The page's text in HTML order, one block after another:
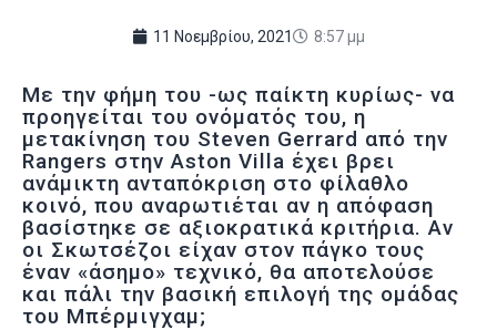
11 Νοεμβρίου, 2021 8:57 μμ
Με την φήμη του -ως παίκτη κυρίως- να
προηγείται του ονόματός του, η
μετακίνηση του Steven Gerrard από την
Rangers στην Aston Villa έχει βρει
ανάμικτη ανταπόκριση στο φίλαθλο
κοινό, που αναρωτιέται αν η απόφαση
βασίστηκε σε αξιοκρατικά κριτήρια. Αν
οι Σκωτσέζοι είχαν στον πάγκο τους
έναν «άσημο» τεχνικό, θα αποτελούσε
και πάλι την βασική επιλογή της ομάδας
του Μπέρμιγχαμ;